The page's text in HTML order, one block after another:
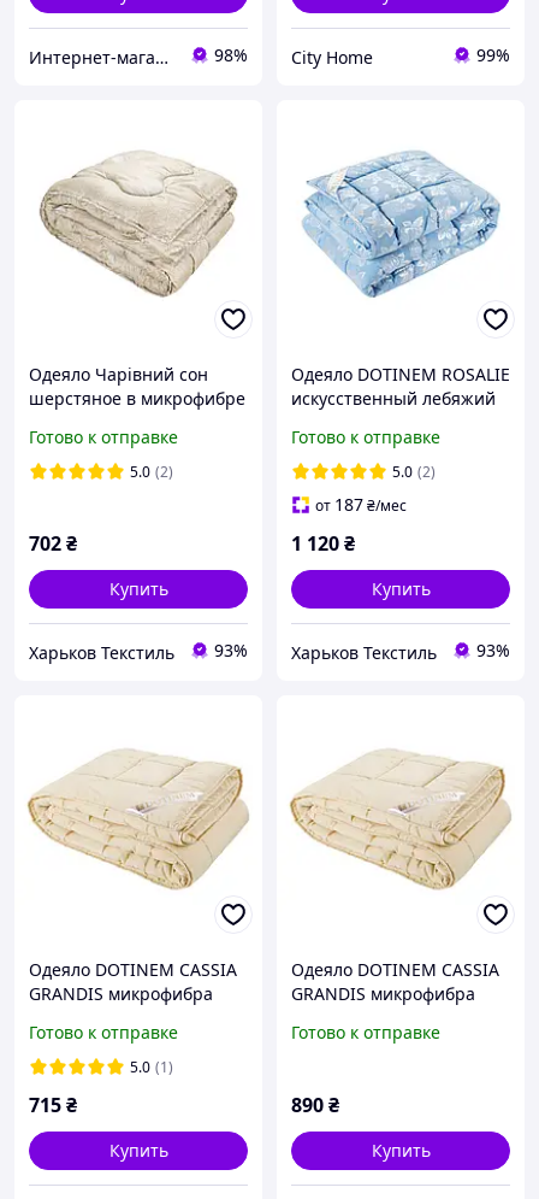
Интернет-магазин домашнего текстиля DOTINEM 98% City Home 99%
Одеяло Чарівний сон
шерстяное в микрофибре
Готово к отправке
5.0 (2)
702₴
Купить
Харьков Текстиль 93%
Одеяло DOTINEM ROSALIE
искусственный лебяжий
Готово к отправке
5.0 (2)
от 187₴/мес
1 120₴
Купить
Харьков Текстиль 93%
Одеяло DOTINEM CASSIA
GRANDIS микрофибра
Готово к отправке
5.0 (1)
715₴
Купить
Одеяло DOTINEM CASSIA
GRANDIS микрофибра
195х215 см (212174-3)
Готово к отправке
890₴
Купить